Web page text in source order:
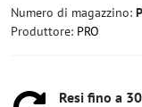
Numero di magazzino:
Produttore: PRO
Resi fino a